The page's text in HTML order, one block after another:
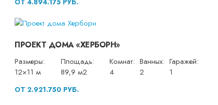
ОТ 4.894.175 РУБ.
ПРОЕКТ ДОМА «ХЕРБОРН»
Размеры:
12×11 м
Площадь:
89,9 м2
Комнат:
4
Ванных:
2
Гаражей:
1
ОТ 2.921.750 РУБ.